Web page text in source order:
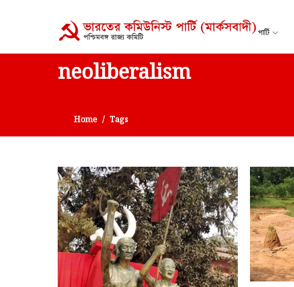
পার্টি
neoliberalism
Home Tags